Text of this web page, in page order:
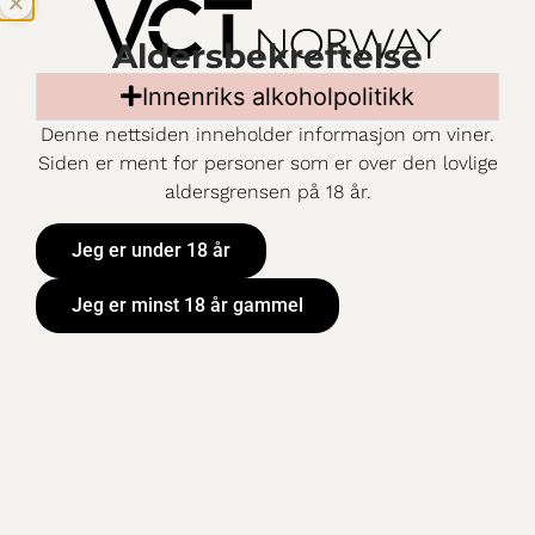
Aldersbekreftelse
Innenriks alkoholpolitikk
Denne nettsiden inneholder informasjon om viner.
Siden er ment for personer som er over den lovlige
aldersgrensen på 18 år.
Jeg er under 18 år
Jeg er minst 18 år gammel